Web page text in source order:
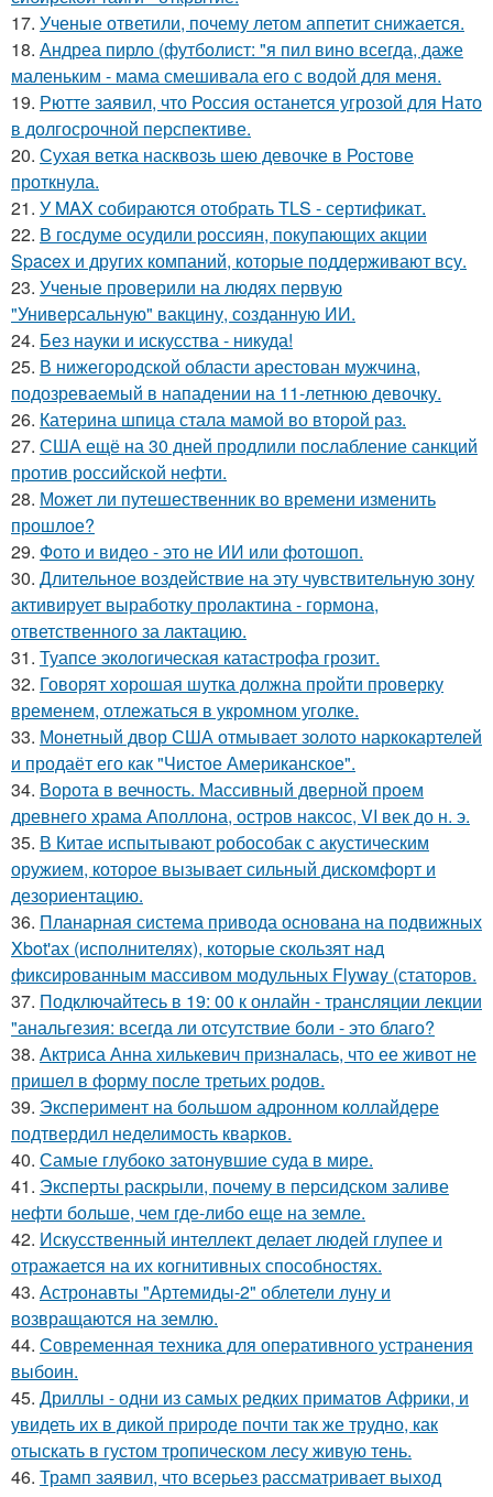
17. Ученые ответили, почему летом аппетит снижается.
18. Андреа пирло (футболист: "я пил вино всегда, даже
маленьким - мама смешивала его с водой для меня.
19. Рютте заявил, что Россия останется угрозой для Нато
в долгосрочной перспективе.
20. Сухая ветка насквозь шею девочке в Ростове
проткнула.
21. У MAX собираются отобрать TLS - сертификат.
22. В госдуме осудили россиян, покупающих акции
Spacex и других компаний, которые поддерживают всу.
23. Ученые проверили на людях первую
"Универсальную" вакцину, созданную ИИ.
24. Без науки и искусства - никуда!
25. В нижегородской области арестован мужчина,
подозреваемый в нападении на 11-летнюю девочку.
26. Катерина шпица стала мамой во второй раз.
27. США ещё на 30 дней продлили послабление санкций
против российской нефти.
28. Может ли путешественник во времени изменить
прошлое?
29. Фото и видео - это не ИИ или фотошоп.
30. Длительное воздействие на эту чувствительную зону
активирует выработку пролактина - гормона,
ответственного за лактацию.
31. Туапсе экологическая катастрофа грозит.
32. Говорят хорошая шутка должна пройти проверку
временем, отлежаться в укромном уголке.
33. Монетный двор США отмывает золото наркокартелей
и продаёт его как "Чистое Американское".
34. Ворота в вечность. Массивный дверной проем
древнего храма Аполлона, остров наксос, VI век до н. э.
35. В Китае испытывают робособак с акустическим
оружием, которое вызывает сильный дискомфорт и
дезориентацию.
36. Планарная система привода основана на подвижных
Xbot'ах (исполнителях), которые скользят над
фиксированным массивом модульных Flyway (статоров.
37. Подключайтесь в 19: 00 к онлайн - трансляции лекции
"анальгезия: всегда ли отсутствие боли - это благо?
38. Актриса Анна хилькевич призналась, что ее живот не
пришел в форму после третьих родов.
39. Эксперимент на большом адронном коллайдере
подтвердил неделимость кварков.
40. Самые глубоко затонувшие суда в мире.
41. Эксперты раскрыли, почему в персидском заливе
нефти больше, чем где-либо еще на земле.
42. Искусственный интеллект делает людей глупее и
отражается на их когнитивных способностях.
43. Астронавты "Артемиды-2" облетели луну и
возвращаются на землю.
44. Современная техника для оперативного устранения
выбоин.
45. Дриллы - одни из самых редких приматов Африки, и
увидеть их в дикой природе почти так же трудно, как
отыскать в густом тропическом лесу живую тень.
46. Трамп заявил, что всерьез рассматривает выход